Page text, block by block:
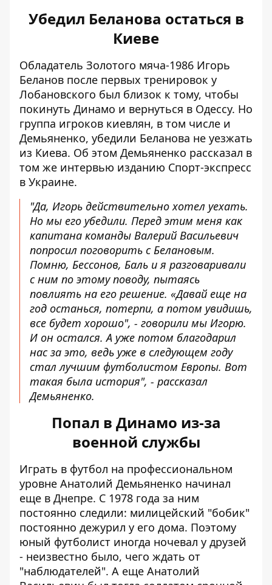
Убедил Беланова остаться в
Киеве
Обладатель Золотого мяча-1986 Игорь
Беланов после первых тренировок у
Лобановского был близок к тому, чтобы
покинуть Динамо и вернуться в Одессу. Но
группа игроков киевлян, в том числе и
Демьяненко, убедили Беланова не уезжать
из Киева. Об этом Демьяненко рассказал в
том же интервью изданию Спорт-экспресс
в Украине.
"Да, Игорь действительно хотел уехать.
Но мы его убедили. Перед этим меня как
капитана команды Валерий Васильевич
попросил поговорить с Белановым.
Помню, Бессонов, Баль и я разговаривали
с ним по этому поводу, пытаясь
повлиять на его решение. «Давай еще на
год останься, потерпи, а потом увидишь,
все будет хорошо", - говорили мы Игорю.
И он остался. А уже потом благодарил
нас за это, ведь уже в следующем году
стал лучшим футболистом Европы. Вот
такая была история", - рассказал
Демьяненко.
Попал в Динамо из-за
военной службы
Играть в футбол на профессиональном
уровне Анатолий Демьяненко начинал
еще в Днепре. С 1978 года за ним
постоянно следили: милицейский "бобик"
постоянно дежурил у его дома. Поэтому
юный футболист иногда ночевал у друзей
- неизвестно было, чего ждать от
"наблюдателей". А еще Анатолий